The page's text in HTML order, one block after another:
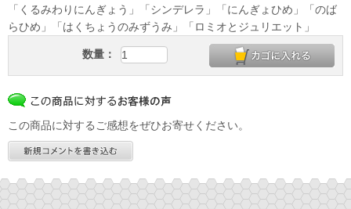
「くるみわりにんぎょう」「シンデレラ」「にんぎょひめ」「のば
らひめ」「はくちょうのみずうみ」「ロミオとジュリエット」
数量：
この商品に対するご感想をぜひお寄せください。